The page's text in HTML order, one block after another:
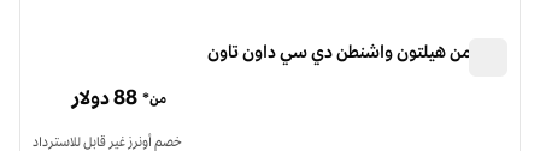
موتو من هيلتون واشنطن دي سي داون تاون
من* 88 دولار
خصم أونرز غير قابل للاسترداد